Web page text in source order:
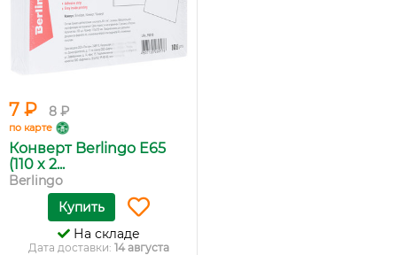
7 ₽ 8 ₽
по карте
Конверт Berlingo E65
(110 x 2...
Berlingo
Купить
На складе
Дата доставки: 14 августа